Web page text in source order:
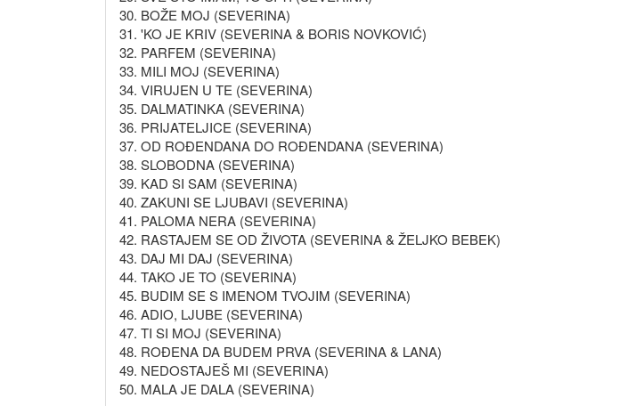
30. BOŽE MOJ (SEVERINA)
31. 'KO JE KRIV (SEVERINA & BORIS NOVKOVIĆ)
32. PARFEM (SEVERINA)
33. MILI MOJ (SEVERINA)
34. VIRUJEN U TE (SEVERINA)
35. DALMATINKA (SEVERINA)
36. PRIJATELJICE (SEVERINA)
37. OD ROĐENDANA DO ROĐENDANA (SEVERINA)
38. SLOBODNA (SEVERINA)
39. KAD SI SAM (SEVERINA)
40. ZAKUNI SE LJUBAVI (SEVERINA)
41. PALOMA NERA (SEVERINA)
42. RASTAJEM SE OD ŽIVOTA (SEVERINA & ŽELJKO BEBEK)
43. DAJ MI DAJ (SEVERINA)
44. TAKO JE TO (SEVERINA)
45. BUDIM SE S IMENOM TVOJIM (SEVERINA)
46. ADIO, LJUBE (SEVERINA)
47. TI SI MOJ (SEVERINA)
48. ROĐENA DA BUDEM PRVA (SEVERINA & LANA)
49. NEDOSTAJEŠ MI (SEVERINA)
50. MALA JE DALA (SEVERINA)